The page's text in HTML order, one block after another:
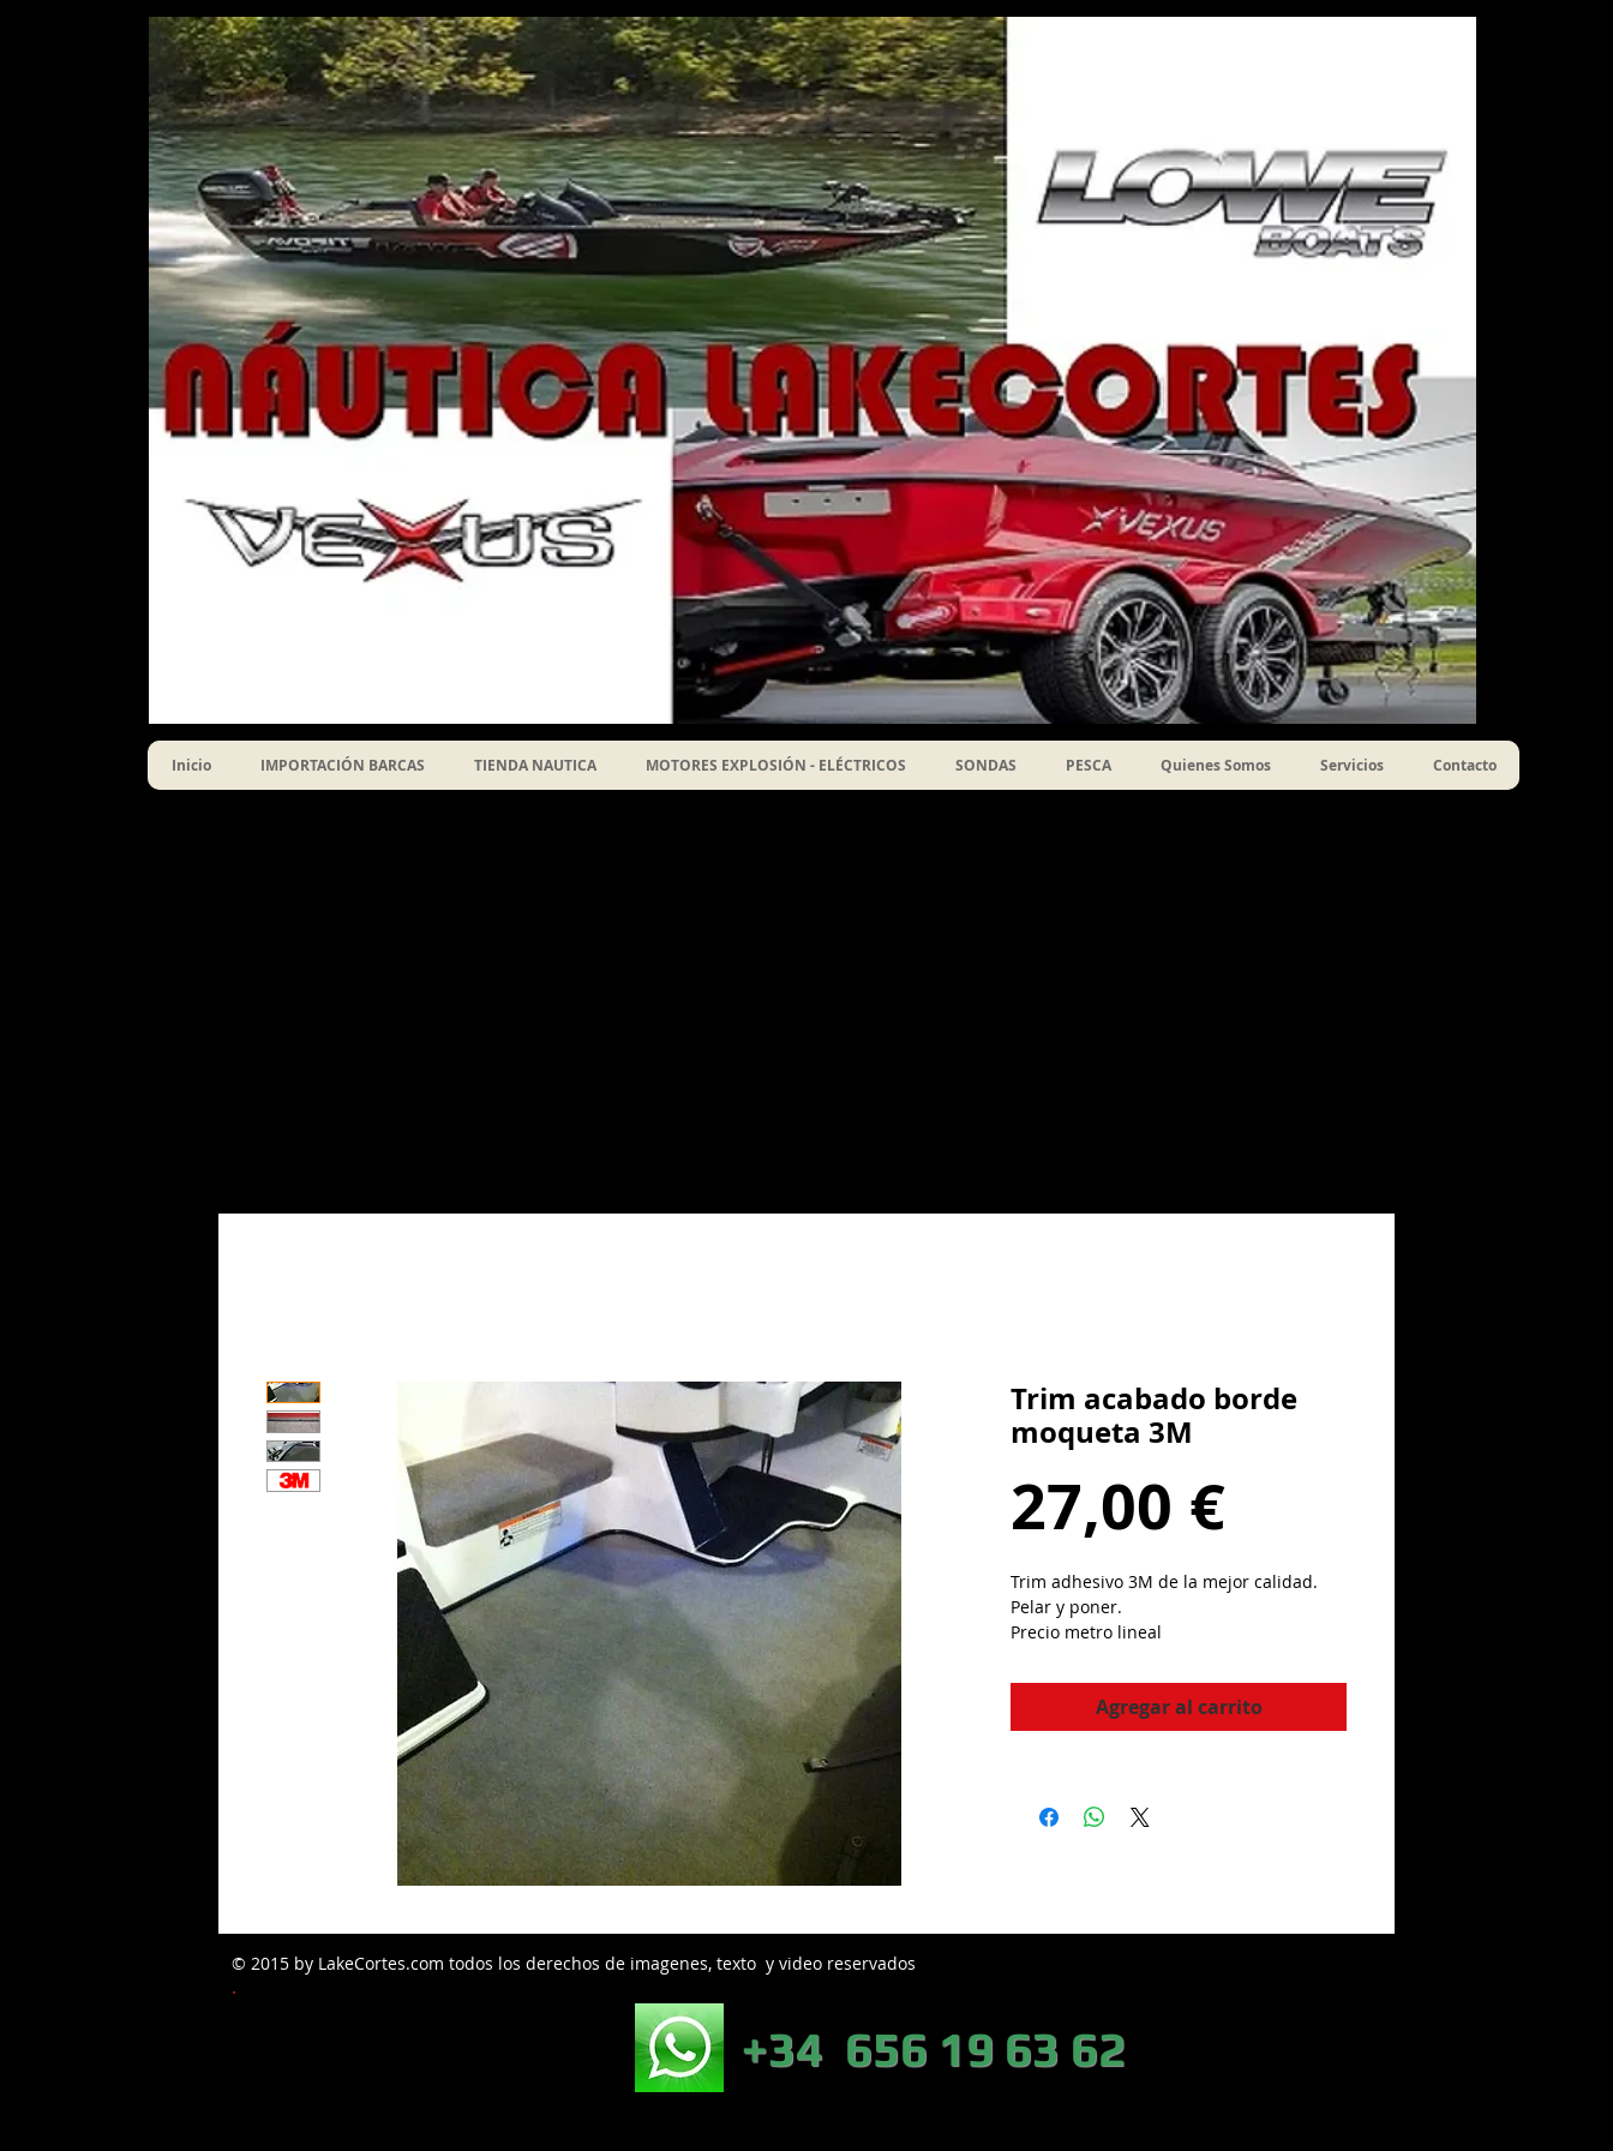
Inicio IMPORTACIÓN BARCAS TIENDA NAUTICA MOTORES EXPLOSIÓN - ELÉCTRICOS SONDAS PESCA Quienes Somos Servicios Contacto
Trim acabado borde
moqueta 3M
27,00 €Precio
Trim adhesivo 3M de la mejor calidad.
Pelar y poner.
Precio metro lineal
Agregar al carrito
© 2015 by LakeCortes.com todos los derechos de imagenes, texto y video reservados
+34 656 19 63 62